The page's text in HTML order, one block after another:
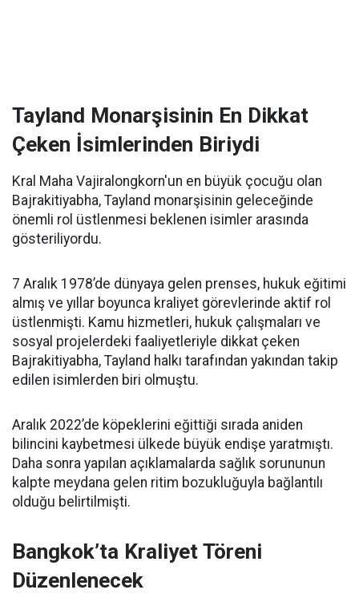
Tayland Monarşisinin En Dikkat
Çeken İsimlerinden Biriydi
Kral Maha Vajiralongkorn'un en büyük çocuğu olan
Bajrakitiyabha, Tayland monarşisinin geleceğinde
önemli rol üstlenmesi beklenen isimler arasında
gösteriliyordu.
7 Aralık 1978’de dünyaya gelen prenses, hukuk eğitimi
almış ve yıllar boyunca kraliyet görevlerinde aktif rol
üstlenmişti. Kamu hizmetleri, hukuk çalışmaları ve
sosyal projelerdeki faaliyetleriyle dikkat çeken
Bajrakitiyabha, Tayland halkı tarafından yakından takip
edilen isimlerden biri olmuştu.
Aralık 2022’de köpeklerini eğittiği sırada aniden
bilincini kaybetmesi ülkede büyük endişe yaratmıştı.
Daha sonra yapılan açıklamalarda sağlık sorununun
kalpte meydana gelen ritim bozukluğuyla bağlantılı
olduğu belirtilmişti.
Bangkok’ta Kraliyet Töreni
Düzenlenecek